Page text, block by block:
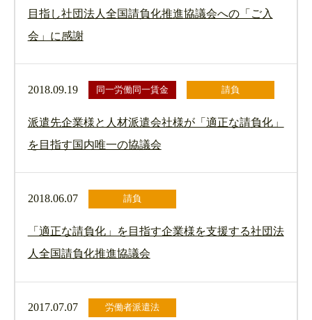
目指し社団法人全国請負化推進協議会への「ご入
会」に感謝
2018.09.19 同一労働同一賃金 請負
派遣先企業様と人材派遣会社様が「適正な請負化」
を目指す国内唯一の協議会
2018.06.07 請負
「適正な請負化」を目指す企業様を支援する社団法
人全国請負化推進協議会
2017.07.07 労働者派遣法